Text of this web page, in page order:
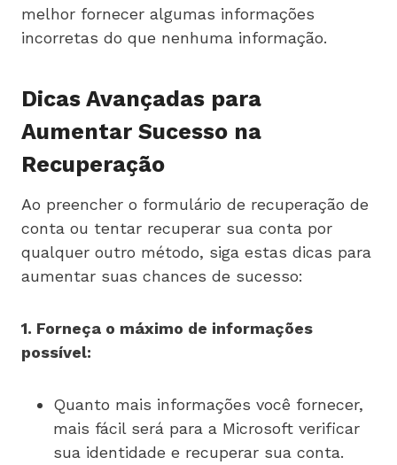
melhor fornecer algumas informações
incorretas do que nenhuma informação.
Dicas Avançadas para
Aumentar Sucesso na
Recuperação
Ao preencher o formulário de recuperação de
conta ou tentar recuperar sua conta por
qualquer outro método, siga estas dicas para
aumentar suas chances de sucesso:
1. Forneça o máximo de informações
possível:
Quanto mais informações você fornecer,
mais fácil será para a Microsoft verificar
sua identidade e recuperar sua conta.